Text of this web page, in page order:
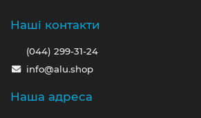
Наші контакти
(044) 299-31-24
info@alu.shop
Наша адреса